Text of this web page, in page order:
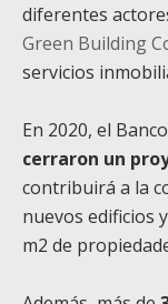
diferentes
Green Building
servicios
En 2020, el
cerraron un
contribuirá a la
nuevos edificios
m2 de